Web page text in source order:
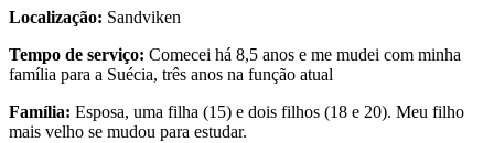
Localização: Sandviken
Tempo de serviço: Comecei há 8,5 anos e me mudei com minha
família para a Suécia, três anos na função atual
Família: Esposa, uma filha (15) e dois filhos (18 e 20). Meu filho
mais velho se mudou para estudar.